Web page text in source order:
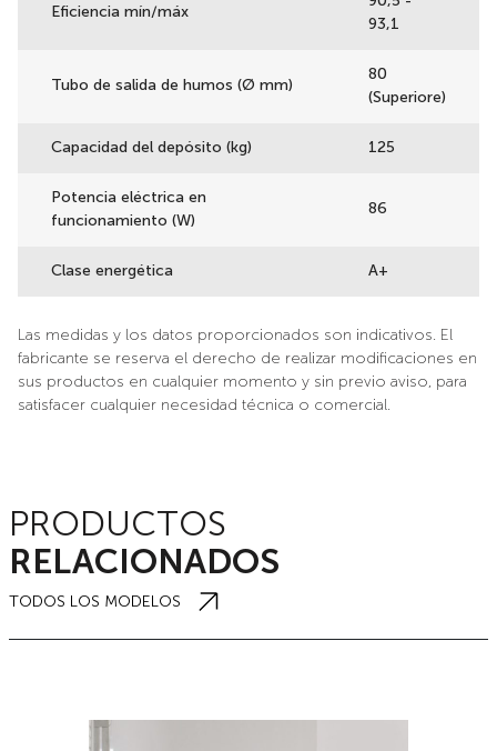
Eficiencia mín/máx
93,1
Tubo de salida de humos (Ø mm)
80
(Superiore)
Capacidad del depósito (kg) 125
Potencia eléctrica en
funcionamiento (W)
86
Clase energética A+
Las medidas y los datos proporcionados son indicativos. El
fabricante se reserva el derecho de realizar modificaciones en
sus productos en cualquier momento y sin previo aviso, para
satisfacer cualquier necesidad técnica o comercial.
PRODUCTOS
RELACIONADOS
TODOS LOS MODELOS